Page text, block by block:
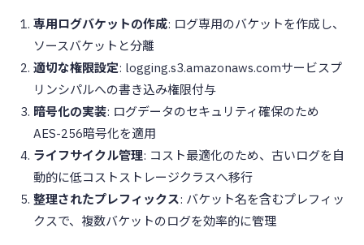
専用ログバケットの作成: ログ専用のバケットを作成し、
ソースバケットと分離
適切な権限設定: logging.s3.amazonaws.comサービスプ
リンシパルへの書き込み権限付与
暗号化の実装: ログデータのセキュリティ確保のため
AES-256暗号化を適用
ライフサイクル管理: コスト最適化のため、古いログを自
動的に低コストストレージクラスへ移行
整理されたプレフィックス: バケット名を含むプレフィッ
クスで、複数バケットのログを効率的に管理